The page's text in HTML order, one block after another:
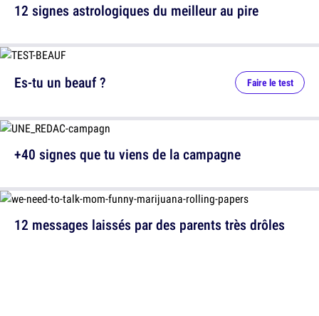
12 signes astrologiques du meilleur au pire
12 messages laissés par des parents très drôles
Es-tu un beauf ? Faire le test
+40 signes que tu viens de la campagne